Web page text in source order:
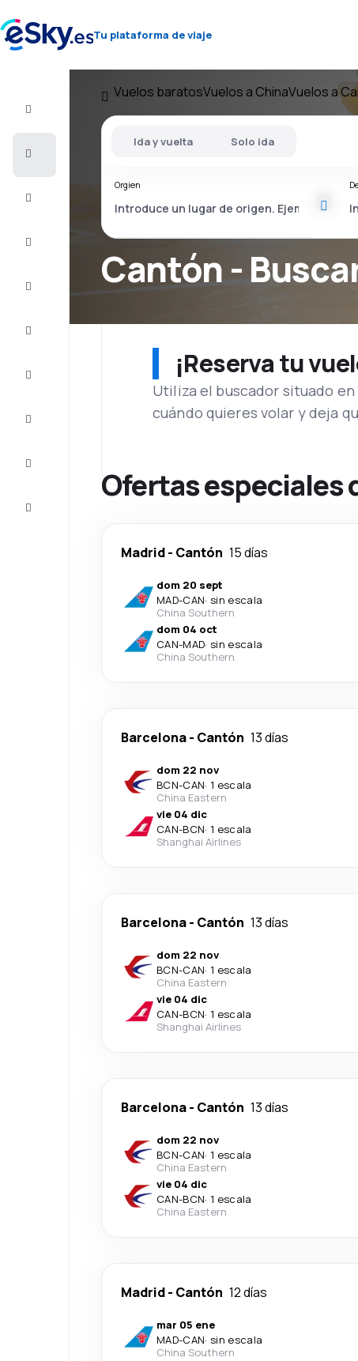
Tu plataforma de viaje
Vuelos baratosVuelos a ChinaVuelos a
Cantón -
Ida y vuelta Solo ida
Orgien
¡Reserva tu
Utiliza el buscador situado
cuándo quieres volar y deja
Ofertas especiales
Madrid- Cantón 15 días
dom 20 sept
MAD-CAN· sin escala
China Southern
dom 04 oct
CAN-MAD· sin escala
China Southern
Barcelona- Cantón 13 días
dom 22 nov
BCN-CAN· 1 escala
China Eastern
vie 04 dic
CAN-BCN· 1 escala
Shanghai Airlines
Barcelona- Cantón 13 días
dom 22 nov
BCN-CAN· 1 escala
China Eastern
vie 04 dic
CAN-BCN· 1 escala
Shanghai Airlines
Barcelona- Cantón 13 días
dom 22 nov
BCN-CAN· 1 escala
China Eastern
vie 04 dic
CAN-BCN· 1 escala
China Eastern
Madrid- Cantón 12 días
mar 05 ene
MAD-CAN· sin escala
China Southern